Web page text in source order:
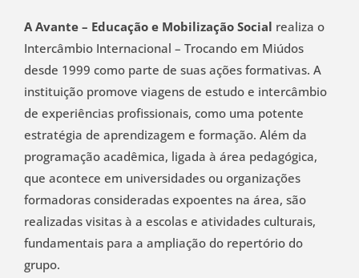
A Avante – Educação e Mobilização Social realiza o
Intercâmbio Internacional – Trocando em Miúdos
desde 1999 como parte de suas ações formativas. A
instituição promove viagens de estudo e intercâmbio
de experiências profissionais, como uma potente
estratégia de aprendizagem e formação. Além da
programação acadêmica, ligada à área pedagógica,
que acontece em universidades ou organizações
formadoras consideradas expoentes na área, são
realizadas visitas à a escolas e atividades culturais,
fundamentais para a ampliação do repertório do
grupo.